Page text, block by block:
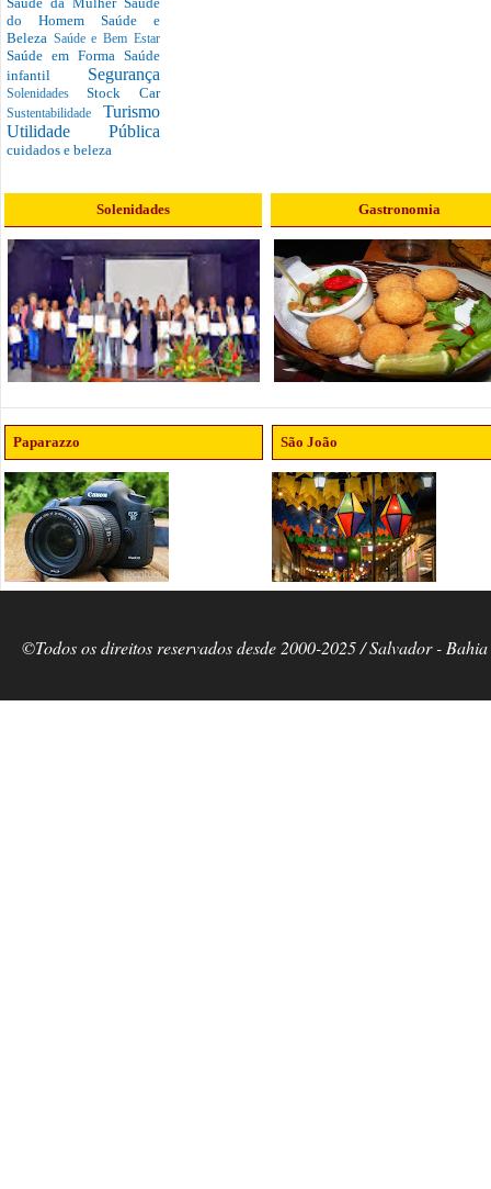
do Homem Saúde e
Beleza Saúde e Bem Estar
Saúde em Forma Saúde
infantil Segurança
SolenidadesStock Car
Sustentabilidade Turismo
Utilidade Pública
cuidados e beleza
Solenidades Gastronomia
Paparazzo São João
©Todos os direitos reservados desde 2000-2025 / Salvador -